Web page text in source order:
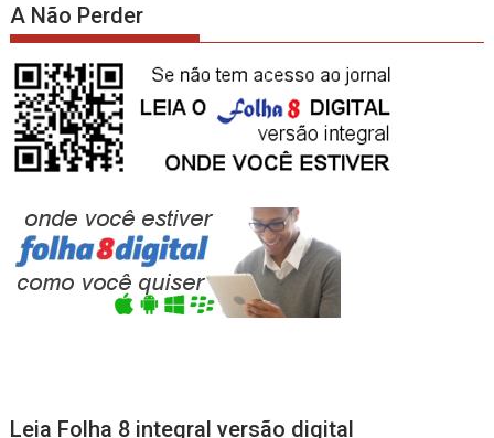
A Não Perder
Leia Folha 8 integral versão digital